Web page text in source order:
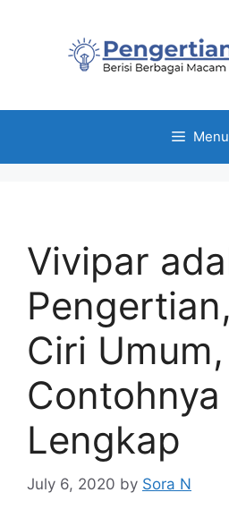
Menu
Vivipar
Ciri
Contohnya
Lengkap
July 6, 2020 by Sora N